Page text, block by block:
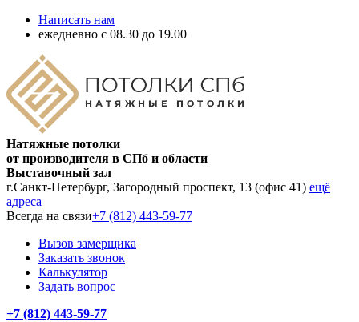
Написать нам
ежедневно с 08.30 до 19.00
Натяжные потолки
от производителя в СПб и области
Выставочный зал
г.Санкт-Петербург, Загородный проспект, 13 (офис 41) ещё
адреса
Всегда на связи+7 (812) 443-59-77
Вызов замерщика
Заказать звонок
Калькулятор
Задать вопрос
+7 (812) 443-59-77